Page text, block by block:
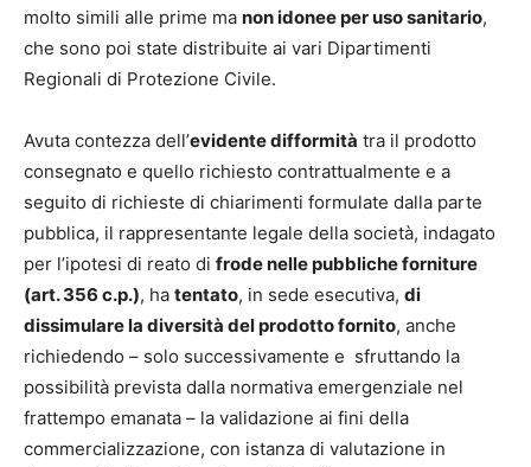
molto simili alle prime ma non idonee per uso sanitario,
che sono poi state distribuite ai vari Dipartimenti
Regionali di Protezione Civile.
Avuta contezza dell’evidente difformità tra il prodotto
consegnato e quello richiesto contrattualmente e a
seguito di richieste di chiarimenti formulate dalla parte
pubblica, il rappresentante legale della società, indagato
per l’ipotesi di reato di frode nelle pubbliche forniture
(art. 356 c.p.), ha tentato, in sede esecutiva, di
dissimulare la diversità del prodotto fornito, anche
richiedendo – solo successivamente e sfruttando la
possibilità prevista dalla normativa emergenziale nel
frattempo emanata – la validazione ai fini della
commercializzazione, con istanza di valutazione in